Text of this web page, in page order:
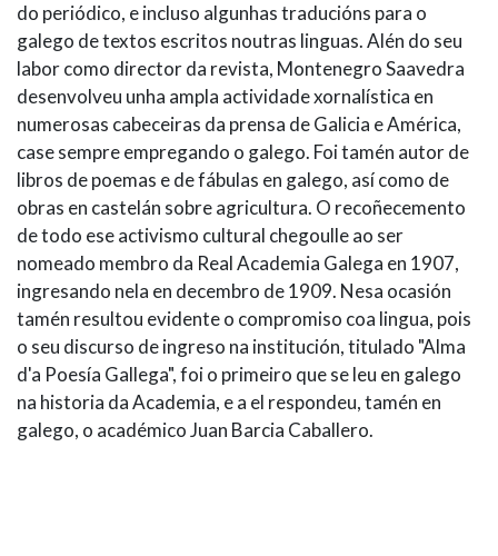
do periódico, e incluso algunhas traducións para o
galego de textos escritos noutras linguas. Alén do seu
labor como director da revista, Montenegro Saavedra
desenvolveu unha ampla actividade xornalística en
numerosas cabeceiras da prensa de Galicia e América,
case sempre empregando o galego. Foi tamén autor de
libros de poemas e de fábulas en galego, así como de
obras en castelán sobre agricultura. O recoñecemento
de todo ese activismo cultural chegoulle ao ser
nomeado membro da Real Academia Galega en 1907,
ingresando nela en decembro de 1909. Nesa ocasión
tamén resultou evidente o compromiso coa lingua, pois
o seu discurso de ingreso na institución, titulado "Alma
d'a Poesía Gallega", foi o primeiro que se leu en galego
na historia da Academia, e a el respondeu, tamén en
galego, o académico Juan Barcia Caballero.